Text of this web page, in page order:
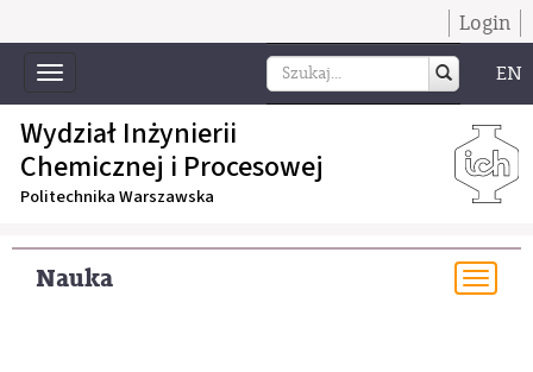
Login
Toggle
navigation
EN
Wydział Inżynierii
Chemicznej i Procesowej
Politechnika Warszawska
Nauka